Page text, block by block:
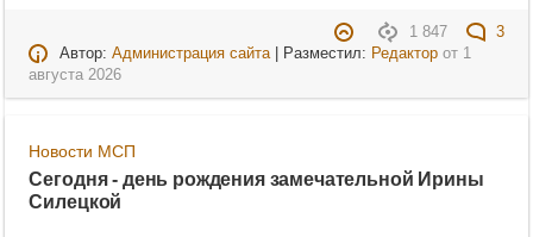
1 847
3
Автор: Администрация сайта| Разместил: Редакторот 1
августа 2026
Новости МСП
Сегодня - день рождения замечательной Ирины
Силецкой